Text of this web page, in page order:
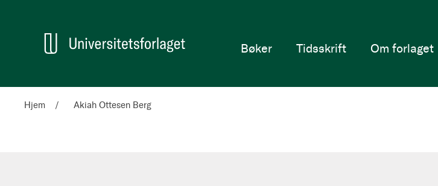
Hjem
Bøker Tidsskrift Om forlaget
Hjem Akiah Ottesen Berg